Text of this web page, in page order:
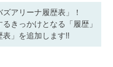
ズアリーナ履歴表」！
きっかけとなる「履歴」
」を追加します!!